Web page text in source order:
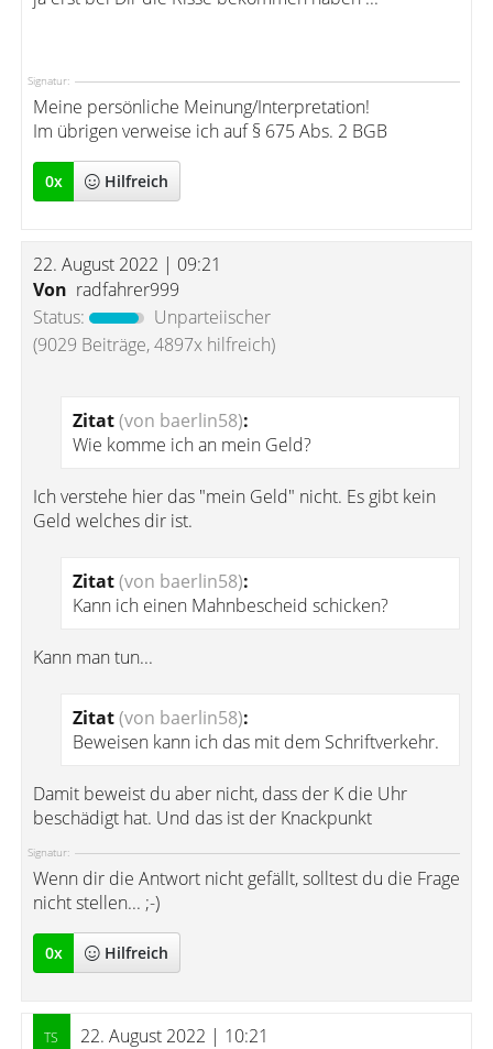
Signatur:
Meine persönliche Meinung/Interpretation!
Im übrigen verweise ich auf § 675 Abs. 2 BGB
0x Hilfreich
22. August 2022 | 09:21
Von radfahrer999
Status:
Unparteiischer
(9029 Beiträge, 4897x hilfreich)
Zitat(von baerlin58):
Wie komme ich an mein Geld?
Ich verstehe hier das "mein Geld" nicht. Es gibt kein
Geld welches dir ist.
Zitat(von baerlin58):
Kann ich einen Mahnbescheid schicken?
Kann man tun...
Zitat(von baerlin58):
Beweisen kann ich das mit dem Schriftverkehr.
Damit beweist du aber nicht, dass der K die Uhr
beschädigt hat. Und das ist der Knackpunkt
Signatur:
Wenn dir die Antwort nicht gefällt, solltest du die Frage
nicht stellen... ;-)
0x Hilfreich
22. August 2022 | 10:21